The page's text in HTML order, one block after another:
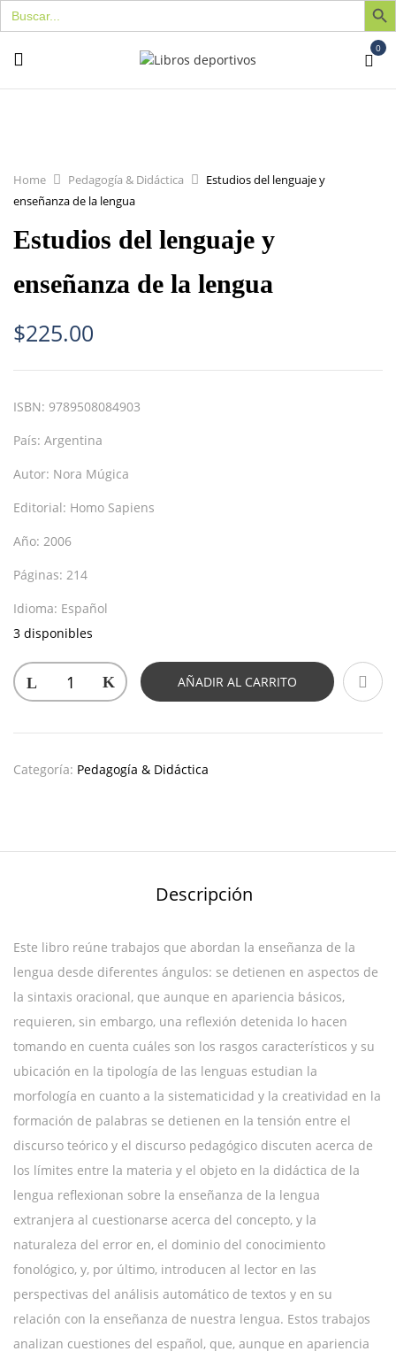
Buscar:
0
Home Pedagogía & Didáctica
Estudios del lenguaje y
enseñanza de la lengua
Estudios del lenguaje y
enseñanza de la lengua
$225.00
ISBN: 9789508084903
País: Argentina
Autor: Nora Múgica
Editorial: Homo Sapiens
Año: 2006
Páginas: 214
Idioma: Español
3 disponibles
AÑADIR AL CARRITO
Categoría: Pedagogía & Didáctica
Descripción
Este libro reúne trabajos que abordan la enseñanza de la
lengua desde diferentes ángulos: se detienen en aspectos de
la sintaxis oracional, que aunque en apariencia básicos,
requieren, sin embargo, una reflexión detenida lo hacen
tomando en cuenta cuáles son los rasgos característicos y su
ubicación en la tipología de las lenguas estudian la
morfología en cuanto a la sistematicidad y la creatividad en la
formación de palabras se detienen en la tensión entre el
discurso teórico y el discurso pedagógico discuten acerca de
los límites entre la materia y el objeto en la didáctica de la
lengua reflexionan sobre la enseñanza de la lengua
extranjera al cuestionarse acerca del concepto, y la
naturaleza del error en, el dominio del conocimiento
fonológico, y, por último, introducen al lector en las
perspectivas del análisis automático de textos y en su
relación con la enseñanza de nuestra lengua. Estos trabajos
analizan cuestiones del español, que, aunque en apariencia